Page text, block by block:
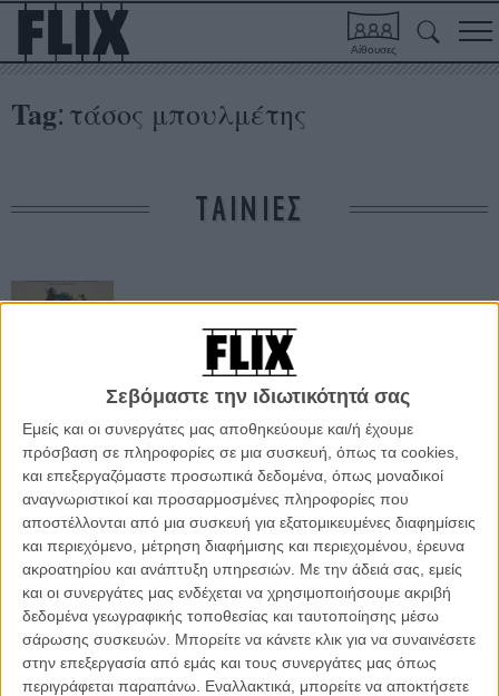
Σεβόμαστε την ιδιωτικότητά σας
Εμείς και οι συνεργάτες μας αποθηκεύουμε και/ή έχουμε
πρόσβαση σε πληροφορίες σε μια συσκευή, όπως τα cookies,
και επεξεργαζόμαστε προσωπικά δεδομένα, όπως μοναδικοί
αναγνωριστικοί και προσαρμοσμένες πληροφορίες που
αποστέλλονται από μια συσκευή για εξατομικευμένες διαφημίσεις
και περιεχόμενο, μέτρηση διαφήμισης και περιεχομένου, έρευνα
ακροατηρίου και ανάπτυξη υπηρεσιών. Με την άδειά σας, εμείς
και οι συνεργάτες μας ενδέχεται να χρησιμοποιήσουμε ακριβή
δεδομένα γεωγραφικής τοποθεσίας και ταυτοποίησης μέσω
σάρωσης συσκευών. Μπορείτε να κάνετε κλικ για να συναινέσετε
στην επεξεργασία από εμάς και τους συνεργάτες μας όπως
περιγράφεται παραπάνω. Εναλλακτικά, μπορείτε να αποκτήσετε
Αίθουσες
Tag: τάσος μπουλμέτης
ΤΑΙΝΙΕΣ
Νοτιάς
ΑΡΘΡΑ
Το ελληνικό σινεμά πάει Βραζιλία
ΝΕΑ /07 ΟΚΤ 2016/ Flix Team
«1968»: Η κάμερα του Flix στα γυρίσματα τής νέας
ταινίας του Τάσου Μπουλμέτη